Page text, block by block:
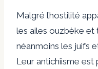
Malgré l’hostilité
les ailes ouzbèke et
néanmoins les juifs
Leur antichiisme